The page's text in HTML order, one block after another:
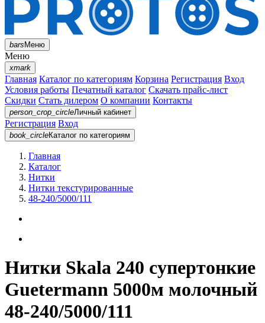
barsМеню
Меню
xmark
Главная Каталог по категориям Корзина Регистрация Вход
Условия работы Печатный каталог Скачать прайс-лист
Скидки Стать дилером О компании Контакты
person_crop_circleЛичный кабинет
Регистрация Вход
book_circleКаталог по категориям
Главная
Каталог
Нитки
Нитки текстурированные
48-240/5000/111
Нитки Skala 240 супертонкие
Guetermann 5000м молочный
48-240/5000/111